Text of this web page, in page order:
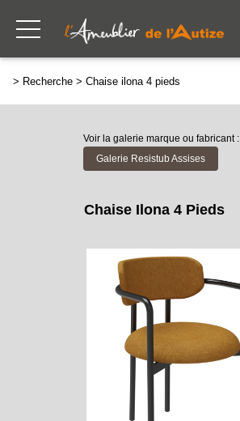
> Recherche > Chaise ilona 4 pieds
Voir la galerie marque ou fabricant :
Galerie Resistub Assises
Chaise Ilona 4 Pieds